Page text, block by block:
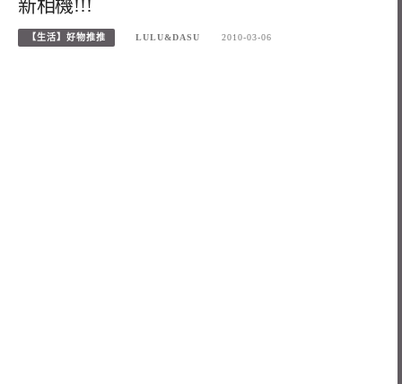
新相機!!!
【生活】好物推推 LULU&DASU 2010-03-06